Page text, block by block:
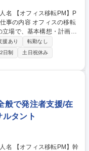
場で、基本構想・計画、
までの工程を、お客様に
イナーや建築・設備担当
称略）】ライオン、SAPジ
ミーホールディングス、
援あり
転勤なし
日制
土日祝休み
般で発注者支援/在
タント